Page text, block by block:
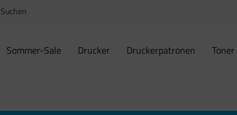
Suchen
Sommer-Sale Drucker Druckerpatronen Toner